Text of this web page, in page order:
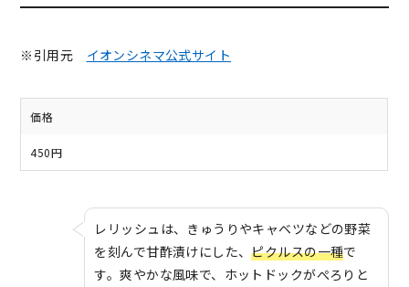
※引用元 イオンシネマ公式サイト
価格
450円
レリッシュは、きゅうりやキャベツなどの野菜
を刻んで甘酢漬けにした、ピクルスの一種で
す。爽やかな風味で、ホットドックがぺろりと